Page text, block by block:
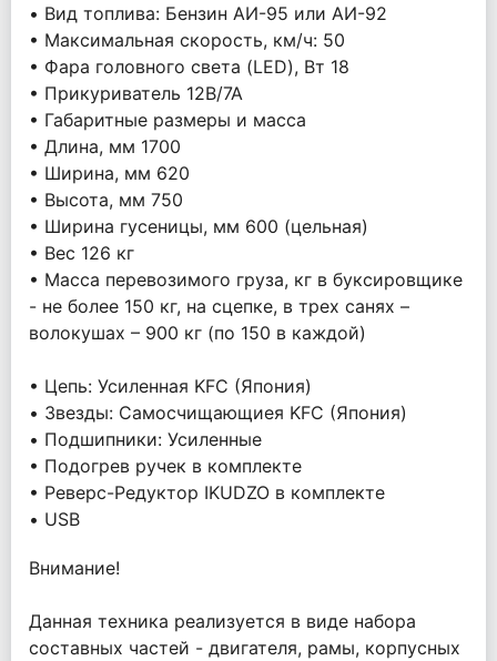
• Вид топлива: Бензин АИ-95 или АИ-92
• Максимальная скорость, км/ч: 50
• Фара головного света (LED), Вт 18
• Прикуриватель 12В/7А
• Габаритные размеры и масса
• Длина, мм 1700
• Ширина, мм 620
• Высота, мм 750
• Ширина гусеницы, мм 600 (цельная)
• Вес 126 кг
• Масса перевозимого груза, кг в буксировщике
- не более 150 кг, на сцепке, в трех санях –
волокушах – 900 кг (по 150 в каждой)
• Цепь: Усиленная KFC (Япония)
• Звезды: Самосчищающиея KFC (Япония)
• Подшипники: Усиленные
• Подогрев ручек в комплекте
• Реверс-Редуктор IKUDZO в комплекте
• USB
Внимание!
Данная техника реализуется в виде набора
составных частей - двигателя, рамы, корпусных